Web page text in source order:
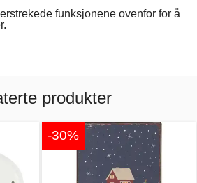
funksjonene ovenfor for å
produkter
-30%